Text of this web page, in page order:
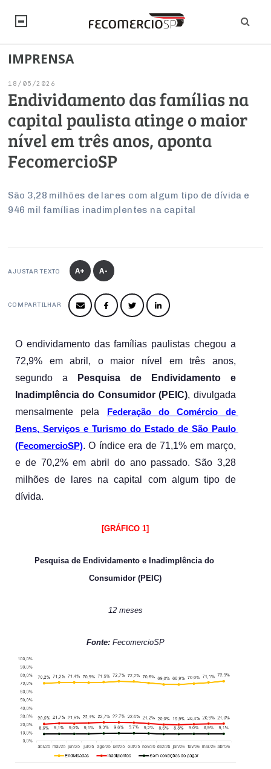
NOTÍCIAS
Editorial
Artigos
Institucional
Debates Fecomercio-SP
PROJETOS ESPECIAIS:
UM BRASIL
Economia
Pesquisas
Brasil
Internacional
Modernização do Estado
Inteligência Artificial
Empresas
Reforma Tributária
Varejo
Turismo
PROJETOS ESPECIAIS:
Sustentabilidade
PROJETOS ESPECIAIS:
COP30
SINDICATOS
PESQUISAS
Sobre
Serviços
Cecomercio
Licitações
Prêmio de Sustentabilidade
CONSELHOS
Conselho de Emprego e Relações do Trabalho
Conselho Estadual de Defesa do Contribuinte
Conselho do Comércio Atacadista
Conselho de Serviços
Conselho de Relações Internacionais
Conselho de Sustentabilidade
Conselho de Comércio Eletrônico
EMPRESAS
Produtos e Serviços
IMPRENSA
18/05/2026
Endividamento das famílias na
capital paulista atinge o maior
nível em três anos, aponta
FecomercioSP
São 3,28 milhões de lares com algum tipo de dívida e
946 mil famílias inadimplentes na capital
AJUSTAR TEXTO A+ A-
COMPARTILHAR
O endividamento das famílias paulistas chegou a
72,9% em abril, o maior nível em três anos,
segundo a
Pesquisa de Endividamento e
Inadimplência do Consumidor (PEIC), divulgada
mensalmente pela
Federação do Comércio de
Bens, Serviços e Turismo do Estado de São Paulo
(FecomercioSP). O índice era de 71,1% em março,
e de 70,2% em abril do ano passado. São 3,28
milhões de lares na capital com algum tipo de
dívida.
[GRÁFICO 1]
Pesquisa de Endividamento e Inadimplência do
Consumidor (PEIC)
12 meses
Fonte: FecomercioSP